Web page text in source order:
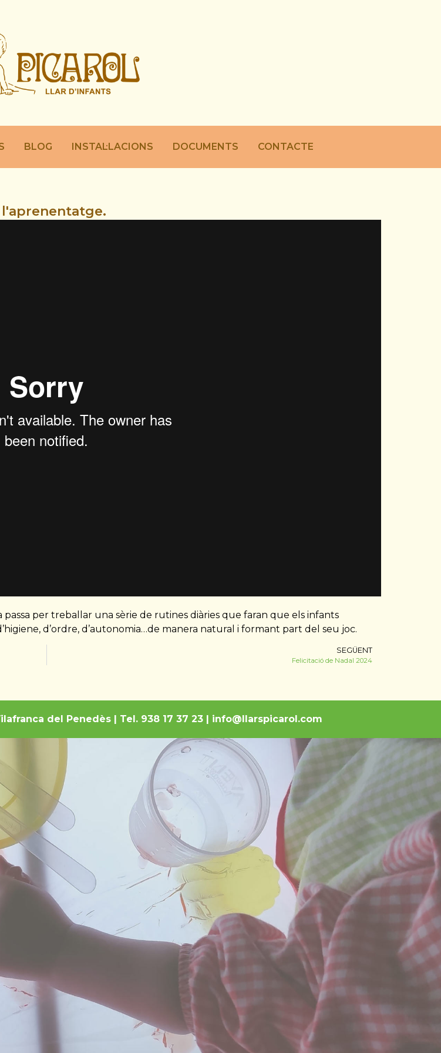
BLOG INSTAL·LACIONS DOCUMENTS CONTACTE
passa per treballar una sèrie de rutines diàries que faran que els infants
d’ordre, d’autonomia…de manera natural i formant part del seu joc.
SEGÜENT
Felicitació de Nadal 2024
del Penedès | Tel. 938 17 37 23 | info@llarspicarol.com